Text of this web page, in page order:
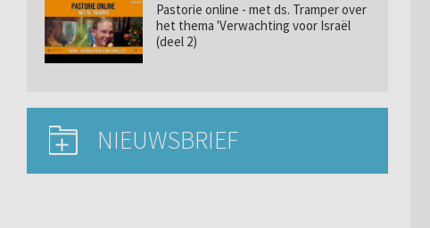
Pastorie online - met ds. Tramper over
het thema 'Verwachting voor Israël
(deel 2)
NIEUWSBRIEF